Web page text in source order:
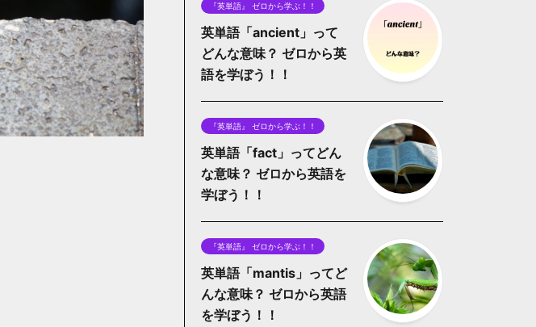
『英単語』 ゼロから学ぶ！！
英単語「ancient」って
どんな意味？ ゼロから英
語を学ぼう！！
『英単語』 ゼロから学ぶ！！
英単語「fact」ってどん
な意味？ ゼロから英語を
学ぼう！！
『英単語』 ゼロから学ぶ！！
英単語「mantis」ってど
んな意味？ ゼロから英語
を学ぼう！！